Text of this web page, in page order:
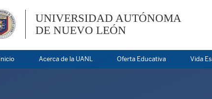
UNIVERSIDAD AUTÓNOMA
DE NUEVO LEÓN
Inicio Acerca de la UANL Oferta Educativa Vida